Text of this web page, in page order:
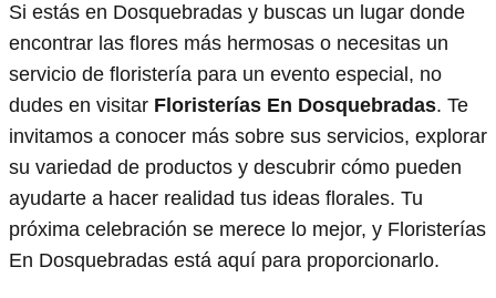
Si estás en Dosquebradas y buscas un lugar donde
encontrar las flores más hermosas o necesitas un
servicio de floristería para un evento especial, no
dudes en visitar Floristerías En Dosquebradas. Te
invitamos a conocer más sobre sus servicios, explorar
su variedad de productos y descubrir cómo pueden
ayudarte a hacer realidad tus ideas florales. Tu
próxima celebración se merece lo mejor, y Floristerías
En Dosquebradas está aquí para proporcionarlo.